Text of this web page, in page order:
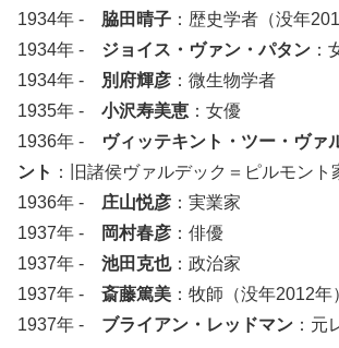
1934年 - 脇田晴子 ：歴史学者（没年
1934年 - ジョイス・ヴァン・パタン ：
1934年 - 別府輝彦 ：微生物学者
1935年 - 小沢寿美恵 ：女優
1936年 -
ヴィッテキント・ツー・ヴァ
ント ：旧諸侯ヴァルデック＝ピルモント
1936年 - 庄山悦彦 ：実業家
1937年 -
岡村春彦 ：俳優
1937年 - 池田克也：政治家
1937年 -斎藤篤美 ：牧師（没年2012年
1937年 - ブライアン・レッドマン ：元